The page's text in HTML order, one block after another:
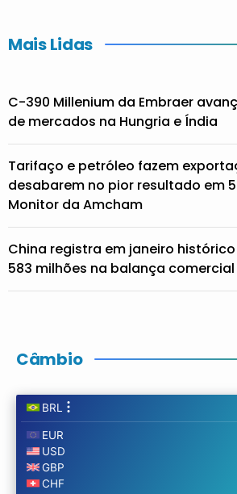
Mais Lidas
C-390 Millenium da Embraer
de mercados na Hungria e Índia
Tarifaço e petróleo fazem
desabarem no pior resultado em
Monitor da Amcham
China registra em janeiro
583 milhões na balança
Câmbio